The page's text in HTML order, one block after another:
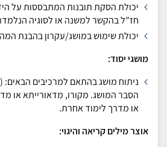
יכולת הסקת תובנות המתבססות על
חז"ל בהקשר למשנה או לסוגיה
יכולת שימוש במושג/עקרון בהבנת
מושגי יסוד:
ניתוח מושג בהתאם למרכיבים הבאים:
הסבר המושג. מקורו, מדאורייתא או
או מדרך לימוד אחרת.
אוצר מילים קריאה והיגוי: